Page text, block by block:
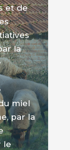
et de
la
miel
par la
le